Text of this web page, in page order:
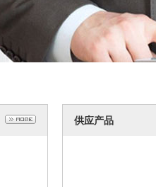
供应产品